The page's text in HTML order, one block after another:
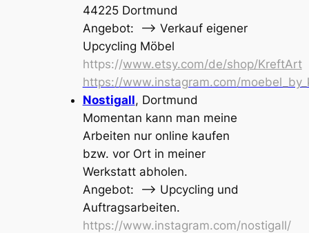
44225 Dortmund
Angebot: –> Verkauf eigener
Upcycling Möbel
https://www.etsy.com/de/shop/KreftArt
https://www.instagram.com/
Nostigall, Dortmund
Momentan kann man meine
Arbeiten nur online kaufen
bzw. vor Ort in meiner
Werkstatt abholen.
Angebot: –> Upcycling und
Auftragsarbeiten.
https://www.instagram.com/nostigall/